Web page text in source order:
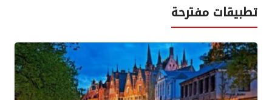
تطبيقات مفترحة